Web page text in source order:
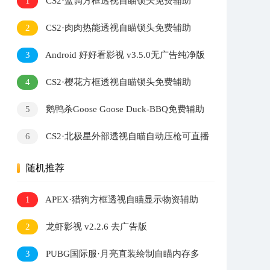
2 CS2·肉肉热能透视自瞄锁头免费辅助
3 Android 好好看影视 v3.5.0无广告纯净版
4 CS2·樱花方框透视自瞄锁头免费辅助
5
鹅鸭杀Goose Goose Duck-BBQ免费辅助
6
CS2·北极星外部透视自瞄自动压枪可直播
随机推荐
1 APEX·猎狗方框透视自瞄显示物资辅助
2 龙虾影视 v2.2.6 去广告版
3
PUBG国际服·月亮直装绘制自瞄内存多